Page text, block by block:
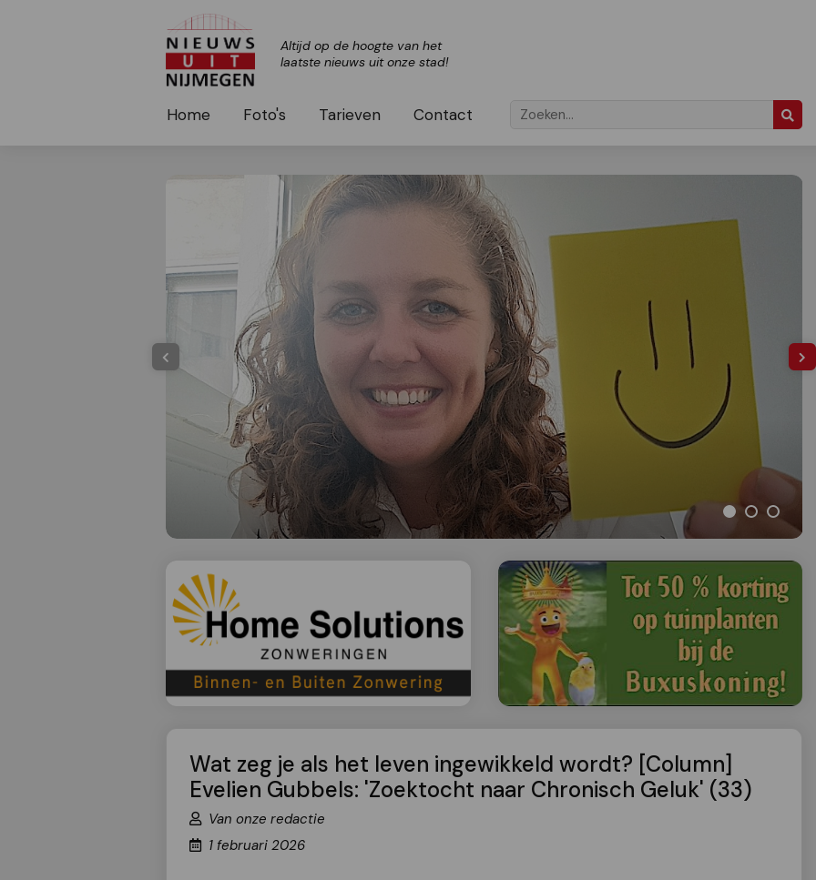
Altijd op de hoogte van het
laatste nieuws uit onze stad!
Home Foto's Tarieven Contact
Wat zeg je als het leven ingewikkeld wordt? [Column]
Evelien Gubbels: 'Zoektocht naar Chronisch Geluk' (33)
Van onze redactie
1 februari 2026